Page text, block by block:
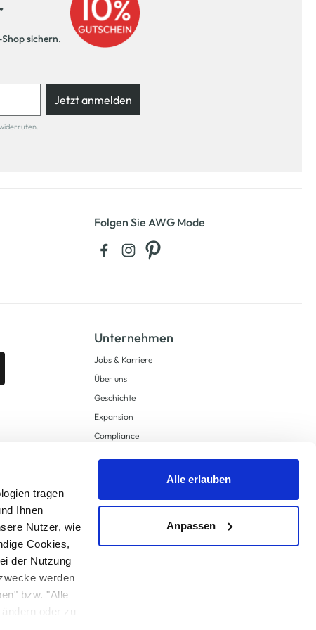
tragen
Ihnen
Nutzer, wie
Cookies,
der Nutzung
werden
bzw. "Alle
oder zu
Alle erlauben
Anpassen
sichern.
Jetzt anmelden
Folgen Sie AWG Mode
Unternehmen
Jobs & Karriere
Über uns
Geschichte
Expansion
Compliance
Supply Chain Due Diligence